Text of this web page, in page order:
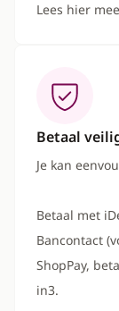
Lees hier
Betaal
Je kan
Betaal met
Bancontact
ShopPay,
in3.